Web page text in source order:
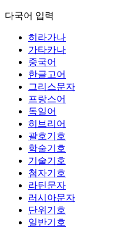
다국어 입력
히라가나
가타카나
중국어
한글고어
그리스문자
프랑스어
독일어
히브리어
괄호기호
학술기호
기술기호
첨자기호
라틴문자
러시아문자
단위기호
일반기호